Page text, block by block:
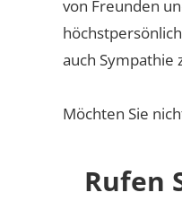
von Freunden
auch Sympathie
Möchten Sie
Rufen